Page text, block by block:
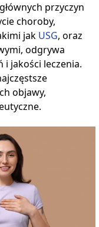
przyczyn
choroby,
jak USG, oraz
odgrywa
jakości leczenia.
objawy,